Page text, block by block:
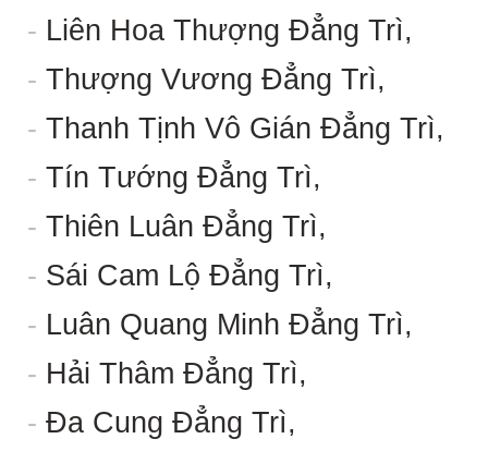
- Liên Hoa Thượng Đẳng Trì,
- Thượng Vương Đẳng Trì,
- Thanh Tịnh Vô Gián Đẳng Trì,
- Tín Tướng Đẳng Trì,
- Thiên Luân Đẳng Trì,
- Sái Cam Lộ Đẳng Trì,
- Luân Quang Minh Đẳng Trì,
- Hải Thâm Đẳng Trì,
- Đa Cung Đẳng Trì,